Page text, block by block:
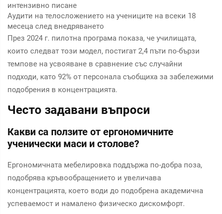
интензивно писане
Аудити на телосложението на учениците на всеки 18
месеца след внедряването
През 2024 г. пилотна програма показа, че училищата,
които следват този модел, постигат 2,4 пъти по-бързи
темпове на усвояване в сравнение със случайни
подходи, като 92% от персонала съобщиха за забележими
подобрения в концентрацията.
Често задавани въпроси
Какви са ползите от ергономичните
ученически маси и столове?
Ергономичната мебелировка поддържа по-добра поза,
подобрява кръвообращението и увеличава
концентрацията, което води до подобрена академична
успеваемост и намалено физическо дискомфорт.